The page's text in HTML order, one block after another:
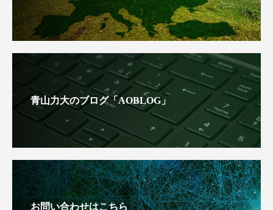
青山力大のブログ「AOBLOG」
お問い合わせはこちら